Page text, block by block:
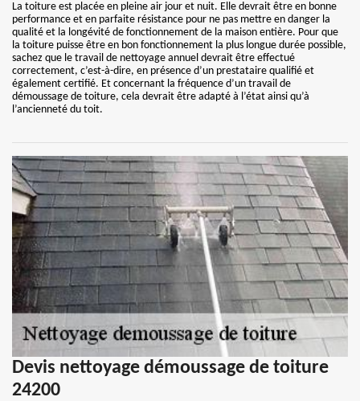
La toiture est placée en pleine air jour et nuit. Elle devrait être en bonne
performance et en parfaite résistance pour ne pas mettre en danger la
qualité et la longévité de fonctionnement de la maison entière. Pour que
la toiture puisse être en bon fonctionnement la plus longue durée possible,
sachez que le travail de nettoyage annuel devrait être effectué
correctement, c’est-à-dire, en présence d’un prestataire qualifié et
également certifié. Et concernant la fréquence d’un travail de
démoussage de toiture, cela devrait être adapté à l’état ainsi qu’à
l’ancienneté du toit.
Devis nettoyage démoussage de toiture
24200